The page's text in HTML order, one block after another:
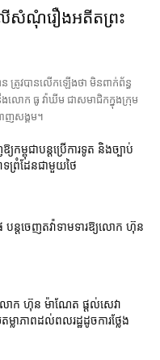
លើ​សំណុំរឿង​​អតីត​ព្រះ
រូវ​បាន​លើកឡើង​ថា មិន​ពាក់ព័ន្ធ​
ង​លោក ធូ វ៉ាឃីម ជា​សមាជិក​ក្នុង​ក្រុម​
ាញ​សង្គម។
កម្ពុជា​បន្ត​ប្រើ​ការទូត និង​ច្បាប់​
ទ​ព្រំដែន​ជាមួយ​ថៃ
ន្ត​ចេញ​តវ៉ា​ទាមទារ​ឱ្យ​លោក ហ៊ុន
ោក ហ៊ុន ម៉ាណែត ផ្ដល់​សេវា​
ាភាព​ដល់​ពលរដ្ឋ​ដូច​ការ​ថ្លែង​